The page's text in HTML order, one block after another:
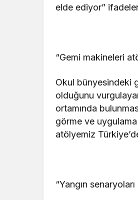
elde ediyor”
“Gemi makineleri
Okul bünyesindeki
olduğunu
ortamında
görme ve
atölyemiz
“Yangın